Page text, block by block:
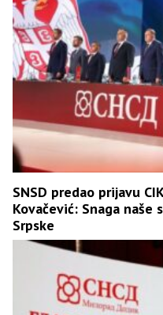
SNSD predao prijavu
Kovačević: Snaga
Srpske